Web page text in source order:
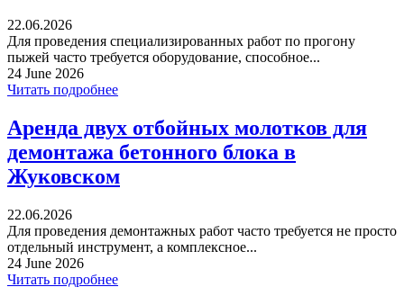
22.06.2026
Для проведения специализированных работ по прогону
пыжей часто требуется оборудование, способное...
24 June 2026
Читать подробнее
Аренда двух отбойных молотков для
демонтажа бетонного блока в
Жуковском
22.06.2026
Для проведения демонтажных работ часто требуется не просто
отдельный инструмент, а комплексное...
24 June 2026
Читать подробнее